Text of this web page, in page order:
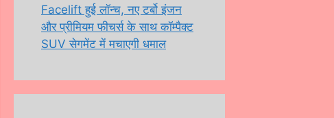
Facelift हुई लॉन्च, नए टर्बो इंजन
और प्रीमियम फीचर्स के साथ कॉम्पैक्ट
SUV सेगमेंट में मचाएगी धमाल